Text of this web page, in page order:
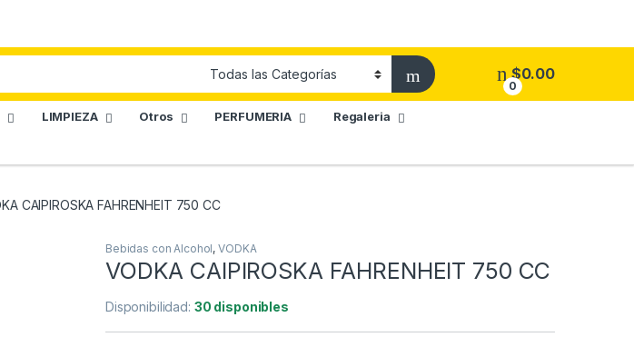
0
$0.00
LIMPIEZA Otros PERFUMERIA Regaleria
CAIPIROSKA FAHRENHEIT 750 CC
Bebidas con Alcohol,VODKA
VODKA CAIPIROSKA FAHRENHEIT 750 CC
Disponibilidad: 30 disponibles